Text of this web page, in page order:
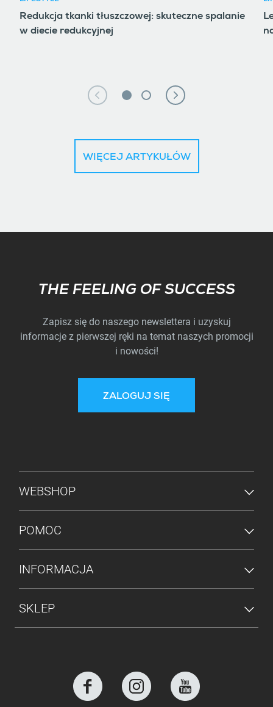
Redukcja tkanki tłuszczowej: skuteczne spalanie
w diecie redukcyjnej
WIĘCEJ ARTYKUŁÓW
Subscribe
THE FEELING OF SUCCESS
Zapisz się do naszego newslettera i uzyskuj
informacje z pierwszej ręki na temat naszych promocji
i nowości!
ZALOGUJ SIĘ
MENU STOPKI
WEBSHOP
POMOC
INFORMACJA
SKLEP